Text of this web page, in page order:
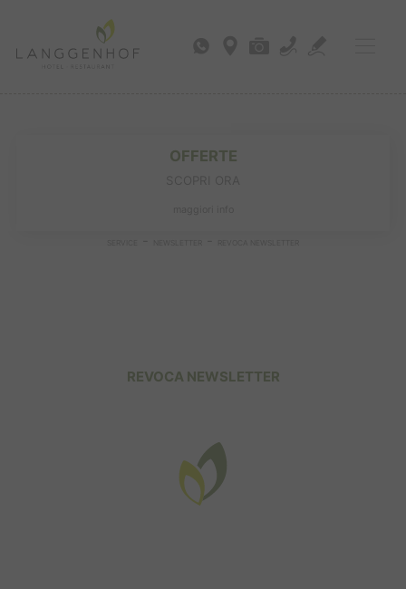
OFFERTE
REVOCA NEWSLETTER